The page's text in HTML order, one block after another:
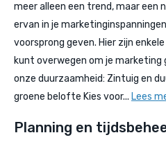
meer alleen een trend, maar een
ervan in je
voorsprong geven. Hier zijn
kunt overwegen om je marketing
onze duurzaamheid: Zintuig en
groene belofte Kies voor... Lees
Planning en